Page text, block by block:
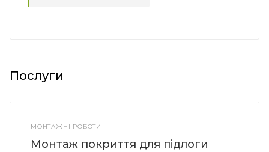
Послуги
МОНТАЖНІ РОБОТИ
Монтаж покриття для підлоги